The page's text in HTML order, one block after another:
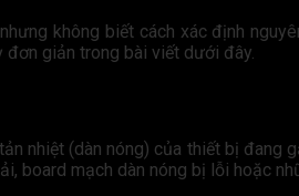
không biết cách xác định
đơn giản trong bài viết dưới đây.
nhiệt (dàn nóng) của thiết bị
board mạch dàn nóng bị lỗi hoặc